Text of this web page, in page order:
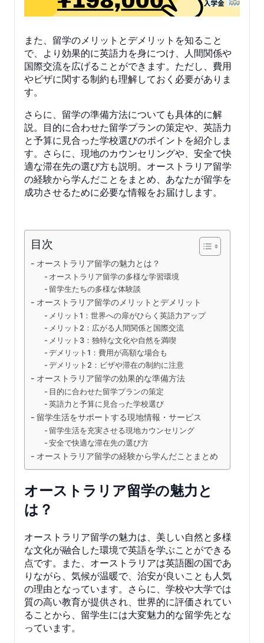
また、留学のメリットとデメリットを知ること
で、より効果的に英語力を身につけ、人間関係や
国際交流を広げることができます。ただし、費用
やビザに関する制約も理解しておく必要がありま
す。
さらに、留学の準備方法についても具体的に解
説。目的に合わせた留学プランの策定や、英語力
と予算に見合った学校選びのポイントを紹介しま
す。さらに、現地のカウンセリングや、安全で快
適な滞在先の選び方も説明。オーストラリア留学
の経験から学んだことをまとめ、あなたが留学を
成功させるために必要な情報をお届けします。
目次
オーストラリア留学の魅力とは？
オーストラリア留学の多様な学習環境
留学生たちの多様な体験談
オーストラリア留学のメリットとデメリット
メリット1：世界への扉がひらく英語力アップ
メリット2：広がる人間関係と国際交流
メリット3：独特な文化や自然を満喫
デメリット1：費用が高額な場合も
デメリット2：ビザや滞在の制約に注意
オーストラリア留学の効果的な準備方法
目的に合わせた留学プランの策定
英語力と予算に見合った学校選び
留学生活をサポートする現地情報・サービス
留学生活を充実させる現地カウンセリング
安全で快適な滞在先の選び方
オーストラリア留学の経験から学んだことまとめ
オーストラリア留学の魅力と
は？
オーストラリア留学の魅力は、美しい自然と多様
な文化が融合した環境で英語を学ぶことができる
点です。また、オーストラリアは英語圏の国であ
りながら、気候が温暖で、治安が良いことも人気
の理由となっています。さらに、学校や大学では
質の高い教育が提供され、世界的に評価されてい
ることから、留学生には大変魅力的な留学先とな
っています。